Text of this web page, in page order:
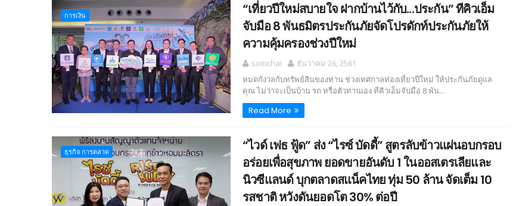
การเงิน
“เที่ยวปีใหม่สบายใจ ฝากบ้านไว้กับ...ประกัน” ทีคิวเอ็ม
จับมือ 8 พันธมิตรประกันภัยจัดโปรดักท์ประกันภัยให้
ความคุ้มครองช่วงปีใหม่
somchai
ธันวาคม 26, 2561
หมดกังวลกับทรัพย์สินของท่าน ช่วงเทศกาลท่องเที่ยวปีใหม่ ให้ประกันภัยดูแล
คุณ ไม่ว่าจะเป็นบ้าน รถ หรือตัวท่านเอง ทีคิวเอ็มจับมือ 8 พัน...
Read More
ธุรกิจ การตลาด
“ไวด์ เฟธ ฟู้ด” ส่ง “ไรซ์ บัดดี้” สูตรลับข้าวแผ่นอบกรอบ
อร่อยเพื่อสุขภาพ ยอดขายอันดับ 1 ในออสเตรเลียและ
นิวซีแลนด์ บุกตลาดสแน็คไทย ทุ่ม 50 ล้าน จัดเต็ม 10
รสชาติ หวังดันยอดโต 30% ต่อปี